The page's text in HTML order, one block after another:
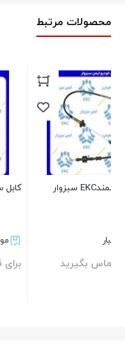
محصولات مرتبط
کابل ساسات نیسانEKC سبزوار
برای قیمت تماس بگیرید